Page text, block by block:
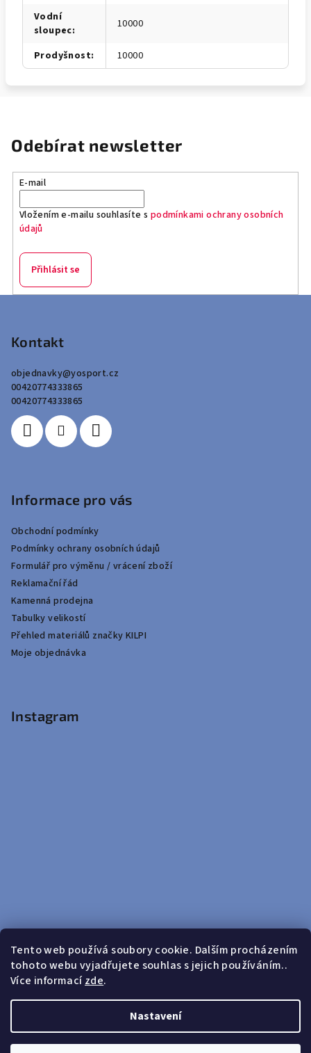
Tento web používá soubory cookie. Dalším procházením
tohoto webu vyjadřujete souhlas s jejich používáním..
Více informacízde.
Nastavení
Vodní
sloupec: 10000
Prodyšnost: 10000
Odebírat newsletter
E-mail
Vložením e-mailu souhlasíte s podmínkami ochrany osobních
údajů
Přihlásit se
Kontakt
objednavky@yosport.cz
00420774333865
00420774333865
Informace pro vás
Obchodní podmínky
Podmínky ochrany osobních údajů
Formulář pro výměnu / vrácení zboží
Reklamační řád
Kamenná prodejna
Tabulky velikostí
Přehled materiálů značky KILPI
Moje objednávka
Instagram
Sledovat na Instagramu
Doprava zdarma od 599 Kč